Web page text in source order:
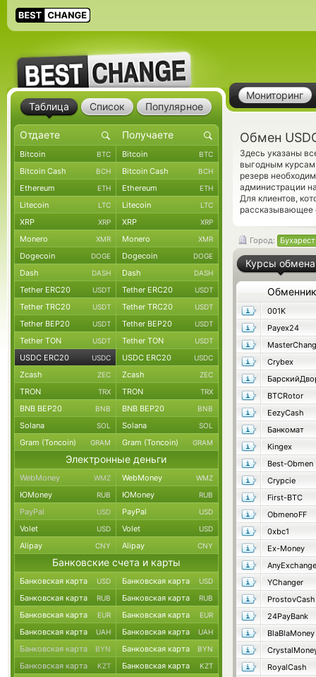
Мониторинг
Обмен
Здесь указаны
выгодным курсам
резерв
администрации
Для клиентов,
рассказывающее
Город: Бухарест
Курсы обмена
Обменник
001K
Payex24
Crybex
BTCRotor
EezyCash
Банкомат
Kingex
Best-Obmen
Crypcie
First-BTC
ObmenoFF
0xbc1
Ex-Money
AnyExchange
YChanger
ProstovCash
24PayBank
BlaBlaMoney
RoyalCash
Таблица Список Популярное
Bitcoin BTC Bitcoin BTC
Bitcoin Cash BCH Bitcoin Cash BCH
Ethereum ETH Ethereum ETH
Litecoin LTC Litecoin LTC
XRP XRP XRP XRP
Monero XMR Monero XMR
Dogecoin DOGE Dogecoin DOGE
Dash DASH Dash DASH
Tether ERC20 USDT Tether ERC20 USDT
Tether TRC20 USDT Tether TRC20 USDT
Tether BEP20 USDT Tether BEP20 USDT
Tether TON USDT Tether TON USDT
USDC ERC20 USDC USDC ERC20 USDC
Zcash ZEC Zcash ZEC
TRON TRX TRON TRX
BNB BEP20 BNB BNB BEP20 BNB
Solana SOL Solana SOL
Gram (Toncoin) GRAM Gram (Toncoin) GRAM
Электронные деньги
WebMoney WMZ WebMoney WMZ
ЮMoney RUB ЮMoney RUB
PayPal USD PayPal USD
Volet USD Volet USD
Alipay CNY Alipay CNY
Банковские счета и карты
Банковская карта USD Банковская карта USD
Банковская карта RUB Банковская карта RUB
Банковская карта EUR Банковская карта EUR
Банковская карта UAH Банковская карта UAH
Банковская карта BYN Банковская карта BYN
Банковская карта KZT Банковская карта KZT